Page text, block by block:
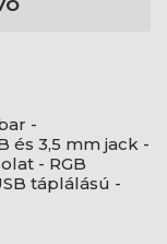
-
és 3,5 mm jack -
- RGB
táplálású -